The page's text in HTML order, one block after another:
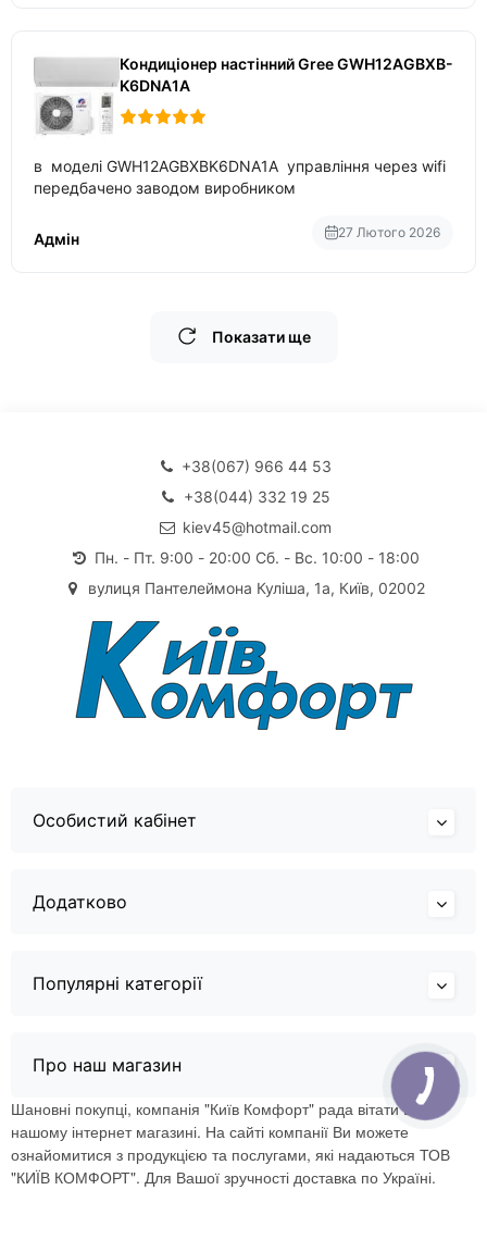
Кондиціонер настінний Gree GWH12AGBXB-
K6DNA1A
в моделі GWH12AGBXBK6DNA1A управління через wifi
передбачено заводом виробником
Адмін 27 Лютого 2026
Показати ще
+38(067) 966 44 53
+38(044) 332 19 25
kiev45@hotmail.com
Пн. - Пт. 9:00 - 20:00 Сб. - Вс. 10:00 - 18:00
вулиця Пантелеймона Куліша, 1а, Київ, 02002
Особистий кабінет
Додатково
Популярні категорії
Про наш магазин
Шановні покупці, компанія "Київ Комфорт" рада вітати Вас в
нашому інтернет магазині. На сайті компанії Ви можете
ознайомитися з продукцією та послугами, які надаються ТОВ
"КИЇВ КОМФОРТ". Для Вашої зручності доставка по Україні.